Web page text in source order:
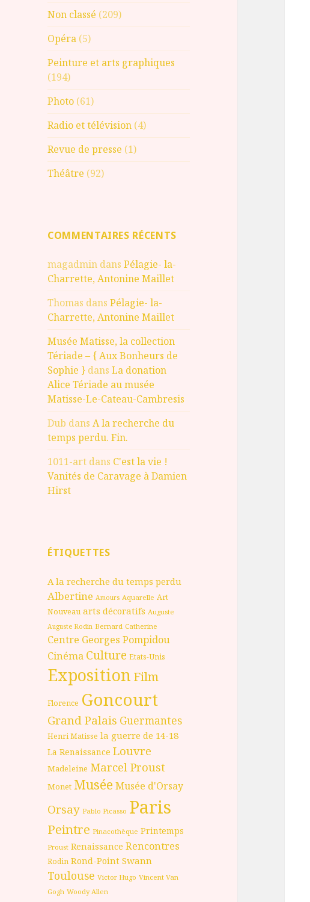
Non classé (209)
Opéra (5)
Peinture et arts graphiques
(194)
Photo (61)
Radio et télévision (4)
Revue de presse (1)
Théâtre (92)
COMMENTAIRES RÉCENTS
magadmin dansPélagie- la-
Charrette, Antonine Maillet
Thomas dansPélagie- la-
Charrette, Antonine Maillet
Musée Matisse, la collection
Tériade – { Aux Bonheurs de
Sophie } dansLa donation
Alice Tériade au musée
Matisse-Le-Cateau-Cambresis
Dub dansA la recherche du
temps perdu. Fin.
1011-art dans C'est la vie !
Vanités de Caravage à Damien
Hirst
ÉTIQUETTES
A la recherche du temps perdu
Albertine Amours Aquarelle Art
Nouveau arts décoratifs Auguste
Auguste Rodin Bernard Catherine
Centre Georges Pompidou
Cinéma Culture Etats-Unis
ExpositionFilm
Florence Goncourt
Grand Palais Guermantes
Henri Matisse la guerre de 14-18
La Renaissance Louvre
Madeleine Marcel Proust
Monet Musée Musée d'Orsay
Orsay Pablo Picasso Paris
Peintre Pinacothèque Printemps
Proust Renaissance Rencontres
Rodin Rond-Point Swann
Toulouse Victor Hugo Vincent Van
Gogh Woody Allen